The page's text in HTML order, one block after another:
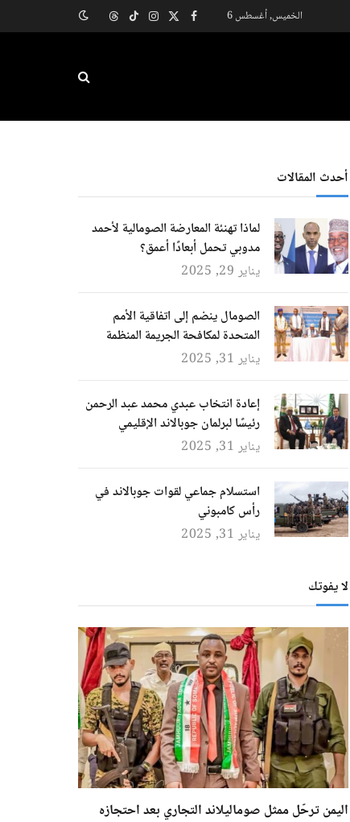
الخميس, أغسطس 6 فيسبوك
X
الانستغرام
تيكتوكThreads
أحدث المقالات
لماذا تهنئة المعارضة الصومالية لأحمد
مدوبي تحمل أبعادًا أعمق؟
يناير 29, 2025
الصومال ينضم إلى اتفاقية الأمم
المتحدة لمكافحة الجريمة المنظمة
يناير 31, 2025
إعادة انتخاب عبدي محمد عبد الرحمن
رئيسًا لبرلمان جوبالاند الإقليمي
يناير 31, 2025
استسلام جماعي لقوات جوبالاند في
رأس كامبوني
يناير 31, 2025
لا يفوتك
اليمن ترحّل ممثل صوماليلاند التجاري بعد احتجازه